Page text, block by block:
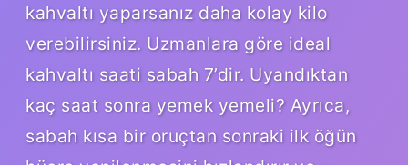
kahvaltı yaparsanız daha kolay kilo
verebilirsiniz. Uzmanlara göre ideal
kahvaltı saati sabah 7’dir. Uyandıktan
kaç saat sonra yemek yemeli? Ayrıca,
sabah kısa bir oruçtan sonraki ilk öğün